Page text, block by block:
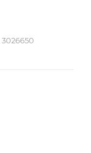
3026650